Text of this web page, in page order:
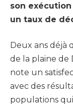
son
un taux de
Deux ans déjà
de la plaine de
note un
avec des
populations